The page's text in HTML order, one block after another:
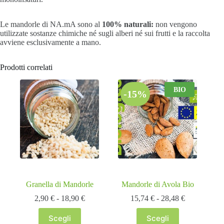
Le mandorle di NA.mA sono al 100% naturali: non vengono
utilizzate sostanze chimiche né sugli alberi né sui frutti e la raccolta
avviene esclusivamente a mano.
Prodotti correlati
Granella di Mandorle
2,90 € - 18,90 €Fascia
Scegli
Questo
-15% BIO
Mandorle di Avola Bio
15,74 € - 28,48 €Fascia
Scegli
Questo